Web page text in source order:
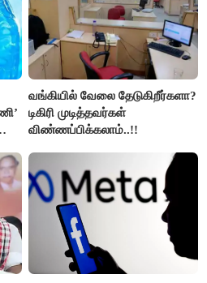
வங்கியில் வேலை தேடுகிறீர்களா?
டிகிரி முடித்தவர்கள்
விண்ணப்பிக்கலாம்..!!